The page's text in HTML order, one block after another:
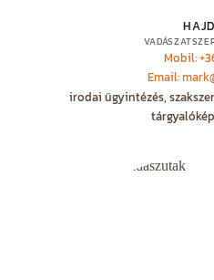
Mobil:
Email:
irodai ügyintézés,